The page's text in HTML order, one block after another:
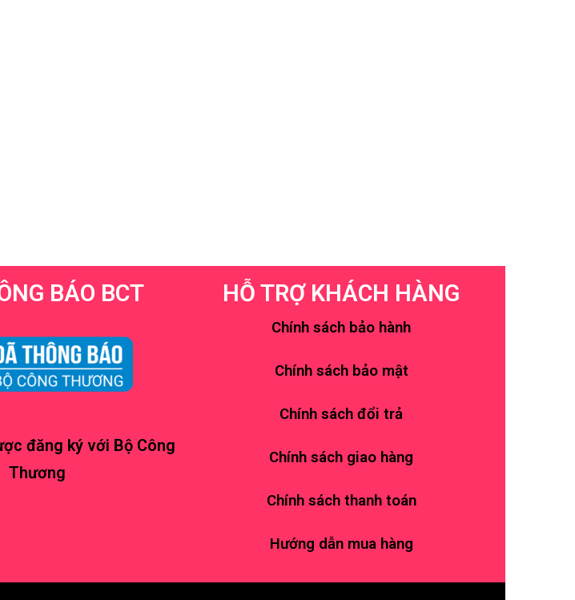
BÁO BCT
đăng ký với Bộ Công
Thương
HỖ TRỢ KHÁCH HÀNG
Chính sách bảo hành
Chính sách bảo mật
Chính sách đổi trả
Chính sách giao hàng
Chính sách thanh toán
Hướng dẫn mua hàng